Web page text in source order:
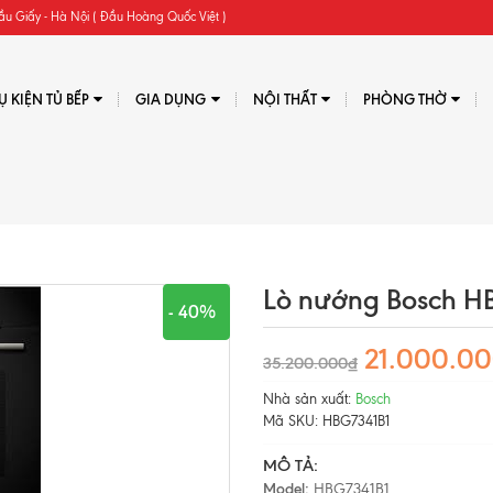
Giấy - Hà Nội ( Đầu Hoàng Quốc Việt )
KIỆN TỦ BẾP GIA DỤNG NỘI THẤT PHÒNG THỜ
- 40% Lò nướng Bosch
35.200.000₫
Nhà sản xuất: Bosch
Mã SKU: HBG7341B1
MÔ TẢ:
Model: HBG7341B1